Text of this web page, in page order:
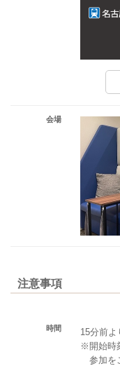
会場
注意事項
時間
15分前よ
※開始時
参加を